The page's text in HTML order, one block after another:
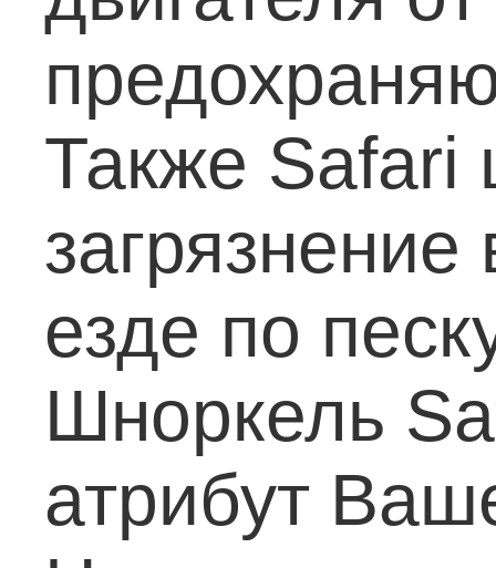
Также Safari
езде по
Шноркель
атрибут